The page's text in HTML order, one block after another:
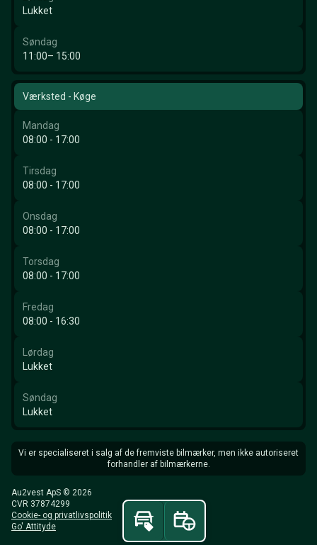
Lukket
Søndag
11:00– 15:00
Værksted - Køge
Mandag
08:00 - 17:00
Tirsdag
08:00 - 17:00
Onsdag
08:00 - 17:00
Torsdag
08:00 - 17:00
Fredag
08:00 - 16:30
Lørdag
Lukket
Søndag
Lukket
Vi er specialiseret i salg af de fremviste bilmærker, men ikke autoriseret
forhandler af bilmærkerne.
Au2vest ApS © 2026
CVR 37874299
Cookie- og privatlivspolitik
Go' Attityde
Beregn bytteprisBook prøvetur